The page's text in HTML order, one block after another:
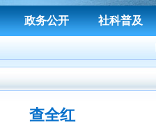
政务公开 社科普及
查全红